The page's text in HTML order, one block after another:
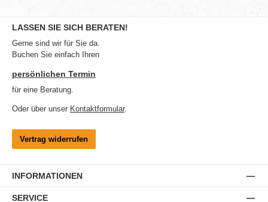
LASSEN SIE SICH BERATEN!
Gerne sind wir für Sie da.
Buchen Sie einfach Ihren
persönlichen Termin
für eine Beratung.
Oder über unser Kontaktformular.
Vertrag widerrufen
INFORMATIONEN
SERVICE